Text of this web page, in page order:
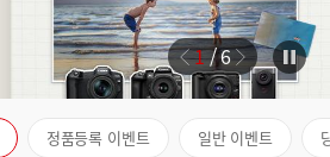
주
식
회
2/6
정품등록 이벤트 일반 이벤트